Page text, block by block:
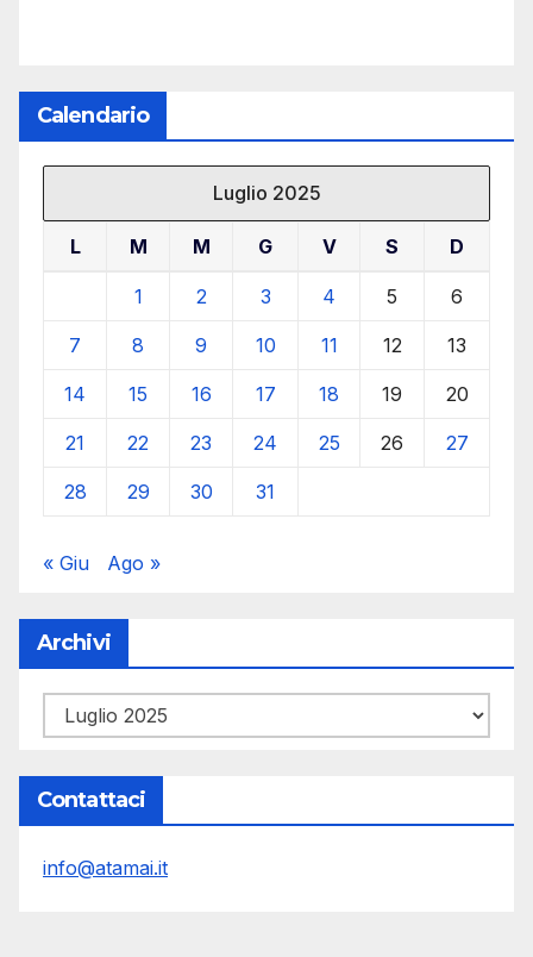
Calendario
Luglio 2025
L M M G V S D
1 2 3 4 5 6
7 8 9 10 11 12 13
14 15 16 17 18 19 20
21 22 23 24 25 26 27
28 29 30 31
« Giu Ago »
Archivi
Archivi
Contattaci
info@atamai.it